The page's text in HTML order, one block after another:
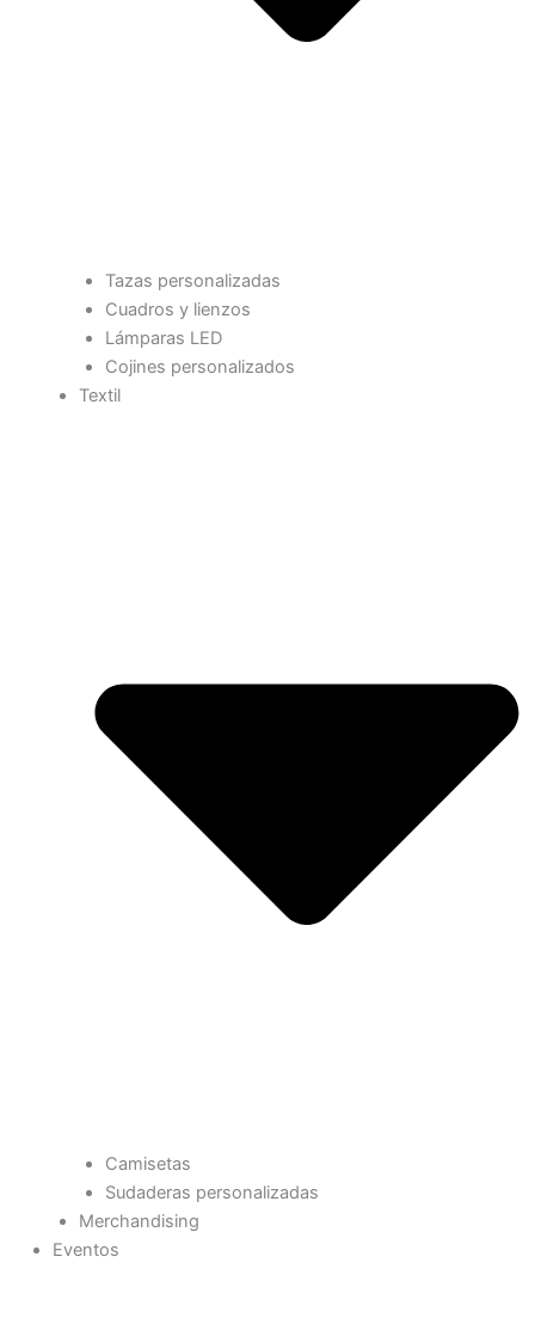
Tazas personalizadas
Cuadros y lienzos
Lámparas LED
Cojines personalizados
Textil
Camisetas
Sudaderas personalizadas
Merchandising
Eventos